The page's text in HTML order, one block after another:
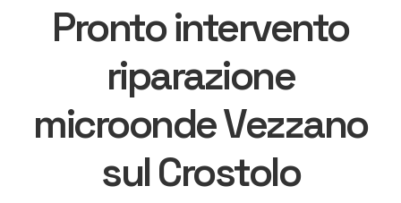
Pronto intervento
riparazione
microonde Vezzano
sul Crostolo